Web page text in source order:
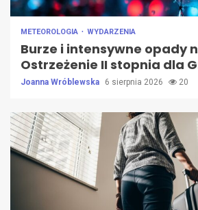
METEOROLOGIA WYDARZENIA
Burze i intensywne opady
Ostrzeżenie II stopnia dla
Joanna Wróblewska 6 sierpnia 2026 20